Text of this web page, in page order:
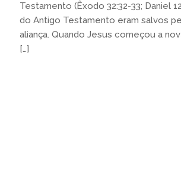
Testamento (Êxodo 32:32-33; Daniel
do Antigo Testamento eram salvos
aliança. Quando Jesus começou a
[…]